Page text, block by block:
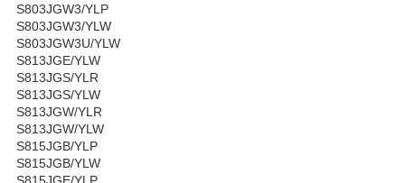
S803JGW3/YLP
S803JGW3/YLW
S803JGW3U/YLW
S813JGE/YLW
S813JGS/YLR
S813JGS/YLW
S813JGW/YLR
S813JGW/YLW
S815JGB/YLP
S815JGB/YLW
S815JGE/YLP